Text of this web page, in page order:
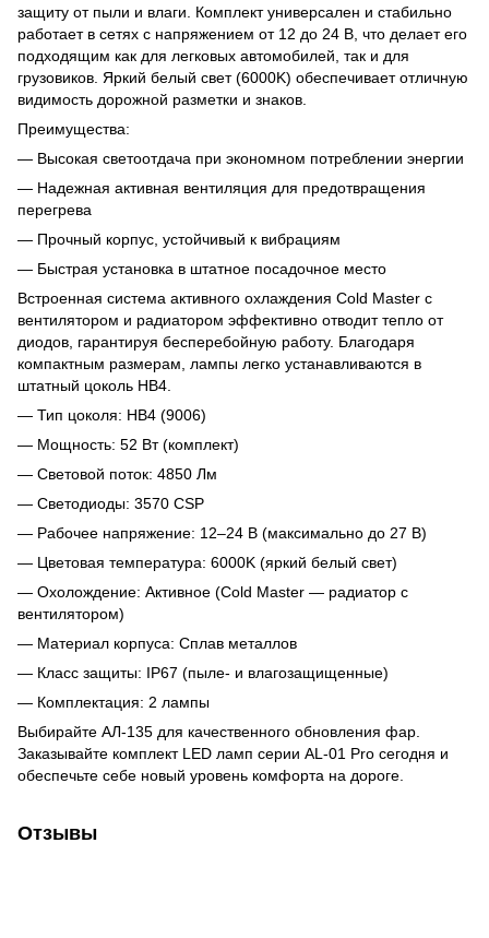
защиту от пыли и влаги. Комплект универсален и стабильно
работает в сетях с напряжением от 12 до 24 В, что делает его
подходящим как для легковых автомобилей, так и для
грузовиков. Яркий белый свет (6000K) обеспечивает отличную
видимость дорожной разметки и знаков.
Преимущества:
— Высокая светоотдача при экономном потреблении энергии
— Надежная активная вентиляция для предотвращения
перегрева
— Прочный корпус, устойчивый к вибрациям
— Быстрая установка в штатное посадочное место
Встроенная система активного охлаждения Cold Master с
вентилятором и радиатором эффективно отводит тепло от
диодов, гарантируя бесперебойную работу. Благодаря
компактным размерам, лампы легко устанавливаются в
штатный цоколь HB4.
— Тип цоколя: HB4 (9006)
— Мощность: 52 Вт (комплект)
— Световой поток: 4850 Лм
— Светодиоды: 3570 CSP
— Рабочее напряжение: 12–24 В (максимально до 27 В)
— Цветовая температура: 6000K (яркий белый свет)
— Охолождение: Активное (Cold Master — радиатор с
вентилятором)
— Материал корпуса: Сплав металлов
— Класс защиты: IP67 (пыле- и влагозащищенные)
— Комплектация: 2 лампы
Выбирайте АЛ-135 для качественного обновления фар.
Заказывайте комплект LED ламп серии AL-01 Pro сегодня и
обеспечьте себе новый уровень комфорта на дороге.
Отзывы